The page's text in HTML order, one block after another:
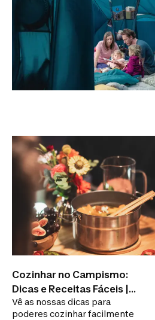
Cozinhar no Campismo:
Dicas e Receitas Fáceis |
Decathlon
Vê as nossas dicas para
poderes cozinhar facilmente